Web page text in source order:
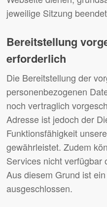
jeweilige Sitzung
Bereitstellung
erforderlich
Die Bereitstellung der
personenbezogenen
noch vertraglich
Adresse ist jedoch der
Funktionsfähigkeit
gewährleistet. Zudem
Services nicht verfügbar
Aus diesem Grund ist
ausgeschlossen.